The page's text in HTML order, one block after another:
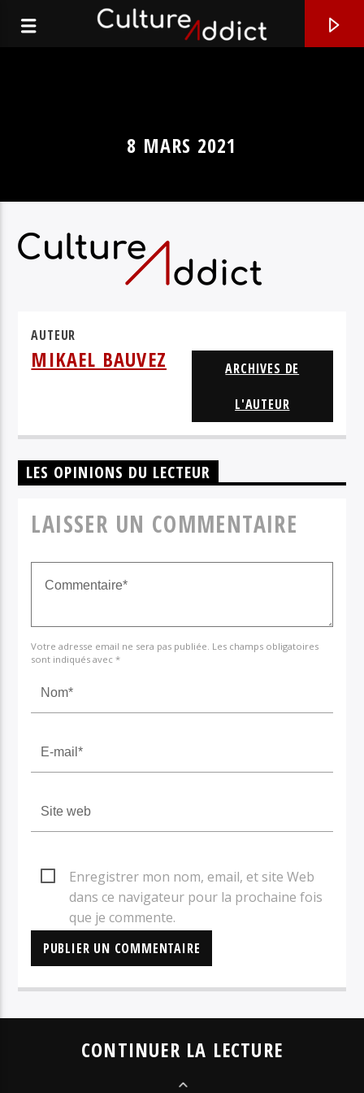
BLESSING
SUKI
8 MARS 2021
AUTEUR
MIKAEL BAUVEZ
ARCHIVES DE
L'AUTEUR
LES OPINIONS DU LECTEUR
LAISSER UN COMMENTAIRE
Votre adresse email ne sera pas publiée. Les champs obligatoires
sont indiqués avec *
Enregistrer mon nom, email, et site Web
dans ce navigateur pour la prochaine fois
que je commente.
CONTINUER LA LECTURE